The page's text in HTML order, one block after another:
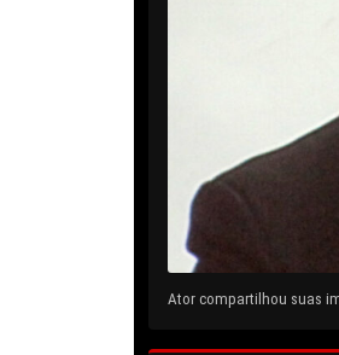
Ator compartilhou suas